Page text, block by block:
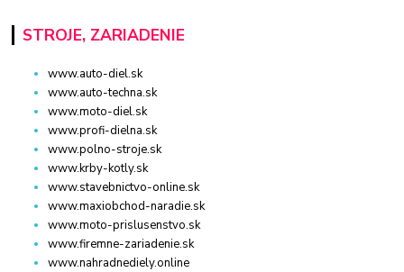
STROJE, ZARIADENIE
www.auto-diel.sk
www.auto-techna.sk
www.moto-diel.sk
www.profi-dielna.sk
www.polno-stroje.sk
www.krby-kotly.sk
www.stavebnictvo-online.sk
www.maxiobchod-naradie.sk
www.moto-prislusenstvo.sk
www.firemne-zariadenie.sk
www.nahradnediely.online